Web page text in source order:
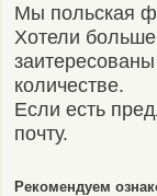
Мы польская
Хотели
количестве.
Если есть
почту.
Рекомендуем